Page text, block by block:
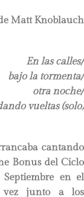
Matt Knoblauch
En las calles/
bajo la tormenta/
otra noche/
vueltas (solo)
cantando
Bonus del Ciclo
en el
vez junto a los